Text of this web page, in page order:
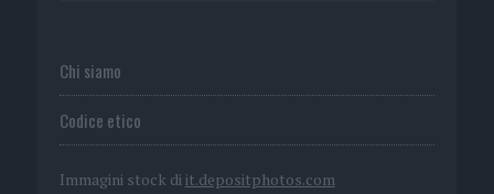
Chi siamo
Codice etico
Immagini stock di it.depositphotos.com